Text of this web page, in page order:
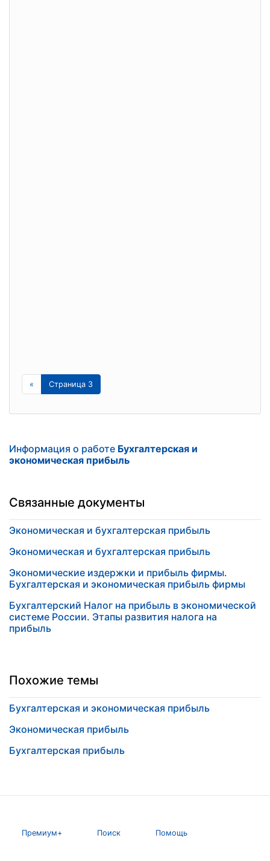
« Страница 3
Информация о работе Бухгалтерская и
экономическая прибыль
Связанные документы
Экономическая и бухгалтерская прибыль
Экономическая и бухгалтерская прибыль
Экономические издержки и прибыль фирмы.
Бухгалтерская и экономическая прибыль фирмы
Бухгалтерский Налог на прибыль в экономической
системе России. Этапы развития налога на
прибыль
Похожие темы
Бухгалтерская и экономическая прибыль
Экономическая прибыль
Бухгалтерская прибыль
Премиум+ Поиск Помощь